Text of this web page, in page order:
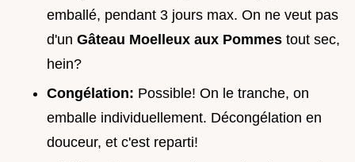
emballé, pendant 3 jours max. On ne veut pas
d'un Gâteau Moelleux aux Pommes tout sec,
hein?
Congélation: Possible! On le tranche, on
emballe individuellement. Décongélation en
douceur, et c'est reparti!